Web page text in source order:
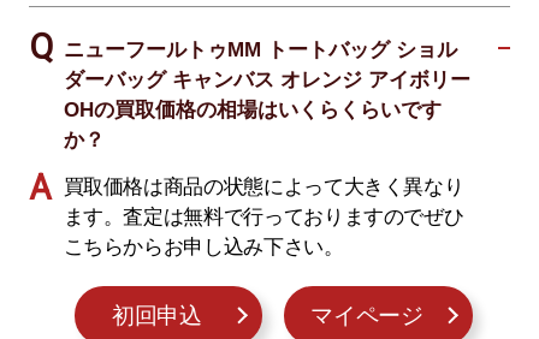
ニューフールトゥMM トートバッグ ショル
ダーバッグ キャンバス オレンジ アイボリー
OHの買取価格の相場はいくらくらいです
か？
買取価格は商品の状態によって大きく異なり
ます。査定は無料で行っておりますのでぜひ
こちらからお申し込み下さい。
初回申込 マイページ